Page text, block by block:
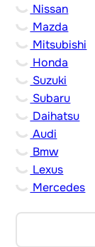
Nissan
Mazda
Mitsubishi
Honda
Suzuki
Subaru
Daihatsu
Audi
Bmw
Lexus
Mercedes